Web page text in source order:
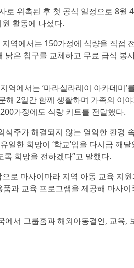
로 위촉된 후 첫 공식 일정으로 8월
활동에 나섰다.
역에서는 150가정에 식량을 직접
낡은 침구를 교체하고 무료 급식
역에서는 ‘마라실라레이 아카데미
해 2일간 함께 생활하며 가족의 이
가정에도 식량 키트를 전달했다.
식주가 해결되지 않는 열악한 환경
일한 희망이 ‘학교’임을 다시금 깨
희망을 전하겠다”고 말했다.
로 마사이마라 지역 아동 교육 지
품과 교육 프로그램을 제공해 마사
에서 그룹홈과 해외아동결연, 교육,